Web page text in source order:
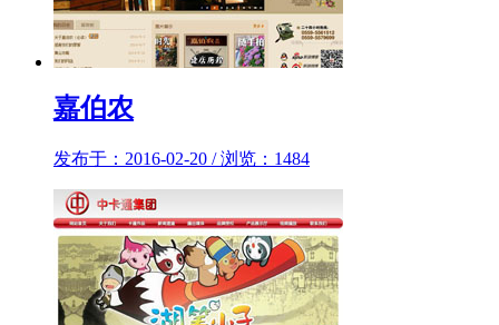
嘉伯农
发布于：2016-02-20 / 浏览：1484